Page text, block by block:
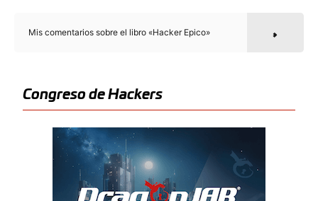
Mis comentarios sobre el libro «Hacker Epico»
Congreso de Hackers